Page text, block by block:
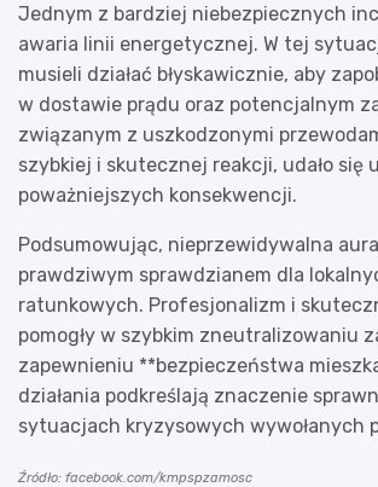
Jednym z bardziej niebezpiecznych
awaria linii energetycznej. W tej
musieli działać błyskawicznie, aby
w dostawie prądu oraz potencjalnym
związanym z uszkodzonymi
szybkiej i skutecznej reakcji, udało się
poważniejszych konsekwencji.
Podsumowując, nieprzewidywalna
prawdziwym sprawdzianem dla
ratunkowych. Profesjonalizm i
pomogły w szybkim zneutralizowaniu
zapewnieniu **bezpieczeństwa
działania podkreślają znaczenie
sytuacjach kryzysowych wywołanych
Źródło: facebook.com/kmpspzamosc